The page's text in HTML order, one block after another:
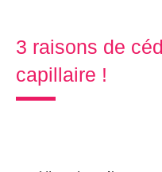
3 raisons de
capillaire !